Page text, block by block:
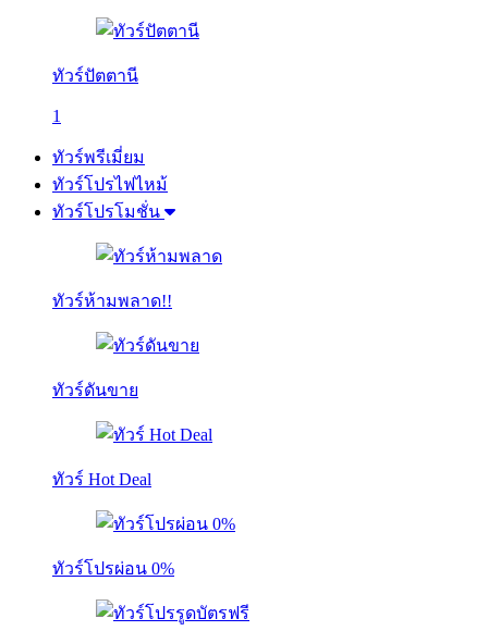
ทัวร์ปัตตานี
1
ทัวร์พรีเมี่ยม
ทัวร์โปรไฟไหม้
ทัวร์โปรโมชั่น
ทัวร์ห้ามพลาด!!
ทัวร์ดันขาย
ทัวร์ Hot Deal
ทัวร์โปรผ่อน 0%